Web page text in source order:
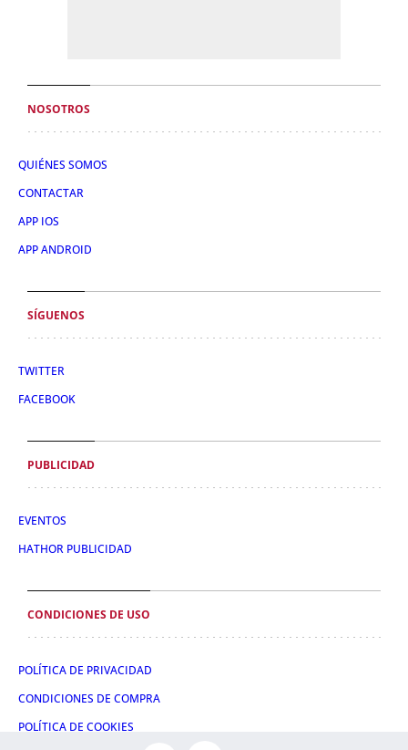
NOSOTROS
QUIÉNES SOMOS
CONTACTAR
APP IOS
APP ANDROID
SÍGUENOS
TWITTER
FACEBOOK
PUBLICIDAD
EVENTOS
HATHOR PUBLICIDAD
CONDICIONES DE USO
POLÍTICA DE PRIVACIDAD
CONDICIONES DE COMPRA
POLÍTICA DE COOKIES